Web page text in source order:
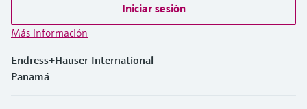
Iniciar sesión
Más información
Endress+Hauser International
Panamá